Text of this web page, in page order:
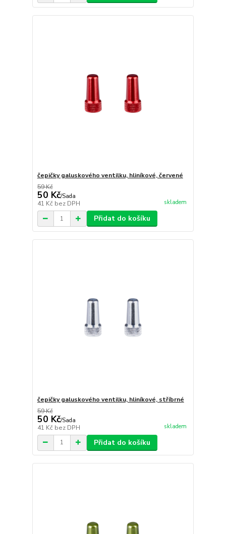
čepičky galuskového ventilku, hliníkové, červené
59 Kč
50 Kč/Sada
41 Kč bez DPH skladem
Přidat do košíku
čepičky galuskového ventilku, hliníkové, stříbrné
59 Kč
50 Kč/Sada
41 Kč bez DPH skladem
Přidat do košíku